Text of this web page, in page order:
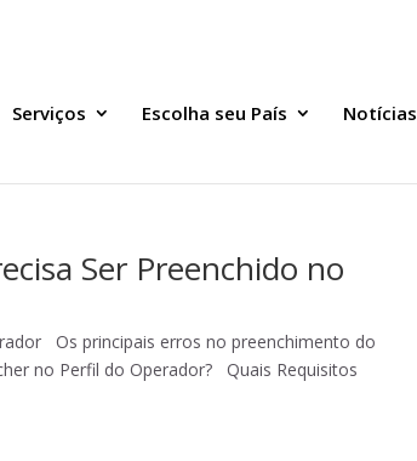
Serviços Escolha seu País Notícias
Ser Preenchido no
Os principais erros no preenchimento do
no Perfil do Operador? Quais Requisitos